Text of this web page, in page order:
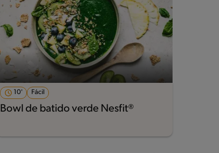
10' Fácil
Bowl de batido verde Nesfit®